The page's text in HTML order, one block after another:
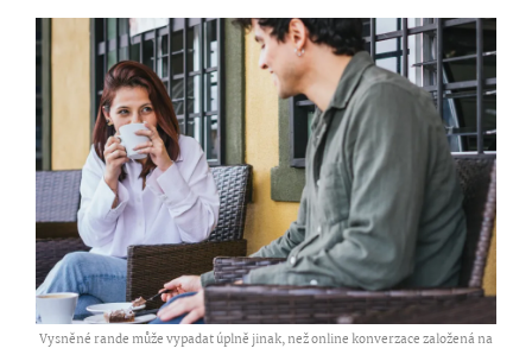
Vysněné rande může vypadat úplně jinak, než online konverzace založená na